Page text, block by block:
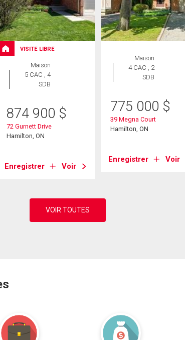
VISITE LIBRE
Maison
5 CAC , 4
SDB
874 900 $
72 Gurnett Drive
Hamilton, ON
Enregistrer Voir
Maison
4 CAC , 2
SDB
775 000 $
39 Megna Court
Hamilton, ON
Enregistrer Voir